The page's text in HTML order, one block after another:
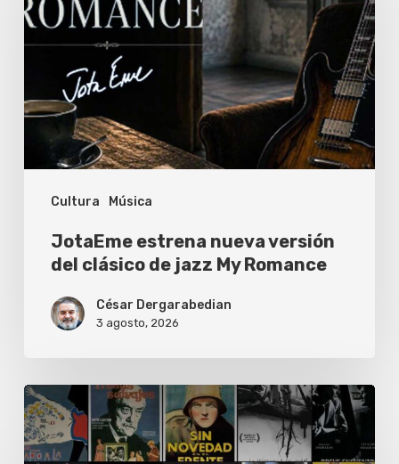
Cultura Música
versión
clásico
de
jazz
My
Romance
JotaEme estrena nueva versión
del clásico de jazz My Romance
César Dergarabedian
3 agosto, 2026
La
Filmoteca
Clásica